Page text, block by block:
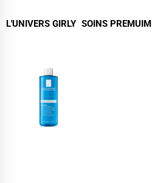
L'UNIVERS GIRLY SOINS PREMUIM